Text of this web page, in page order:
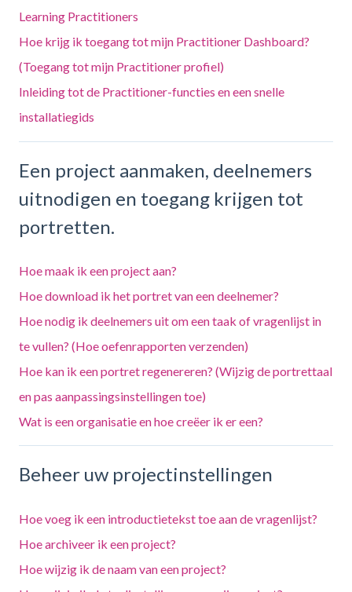
Learning Practitioners
Hoe krijg ik toegang tot mijn Practitioner Dashboard?
(Toegang tot mijn Practitioner profiel)
Inleiding tot de Practitioner-functies en een snelle
installatiegids
Een project aanmaken, deelnemers
uitnodigen en toegang krijgen tot
portretten.
Hoe maak ik een project aan?
Hoe download ik het portret van een deelnemer?
Hoe nodig ik deelnemers uit om een taak of vragenlijst in
te vullen? (Hoe oefenrapporten verzenden)
Hoe kan ik een portret regenereren? (Wijzig de portrettaal
en pas aanpassingsinstellingen toe)
Wat is een organisatie en hoe creëer ik er een?
Beheer uw projectinstellingen
Hoe voeg ik een introductietekst toe aan de vragenlijst?
Hoe archiveer ik een project?
Hoe wijzig ik de naam van een project?